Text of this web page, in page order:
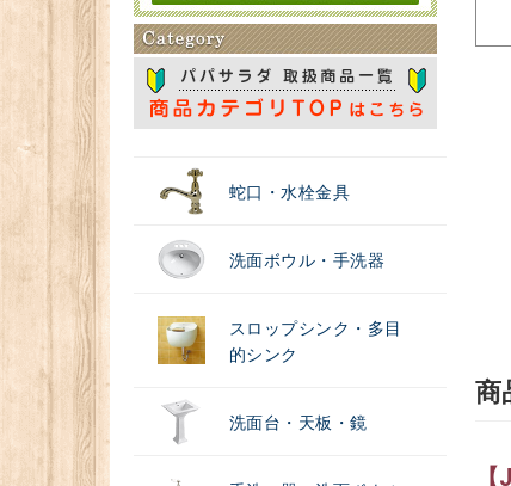
蛇口・水栓金具
洗面ボウル・手洗器
スロップシンク・多目
的シンク
洗面台・天板・鏡
商